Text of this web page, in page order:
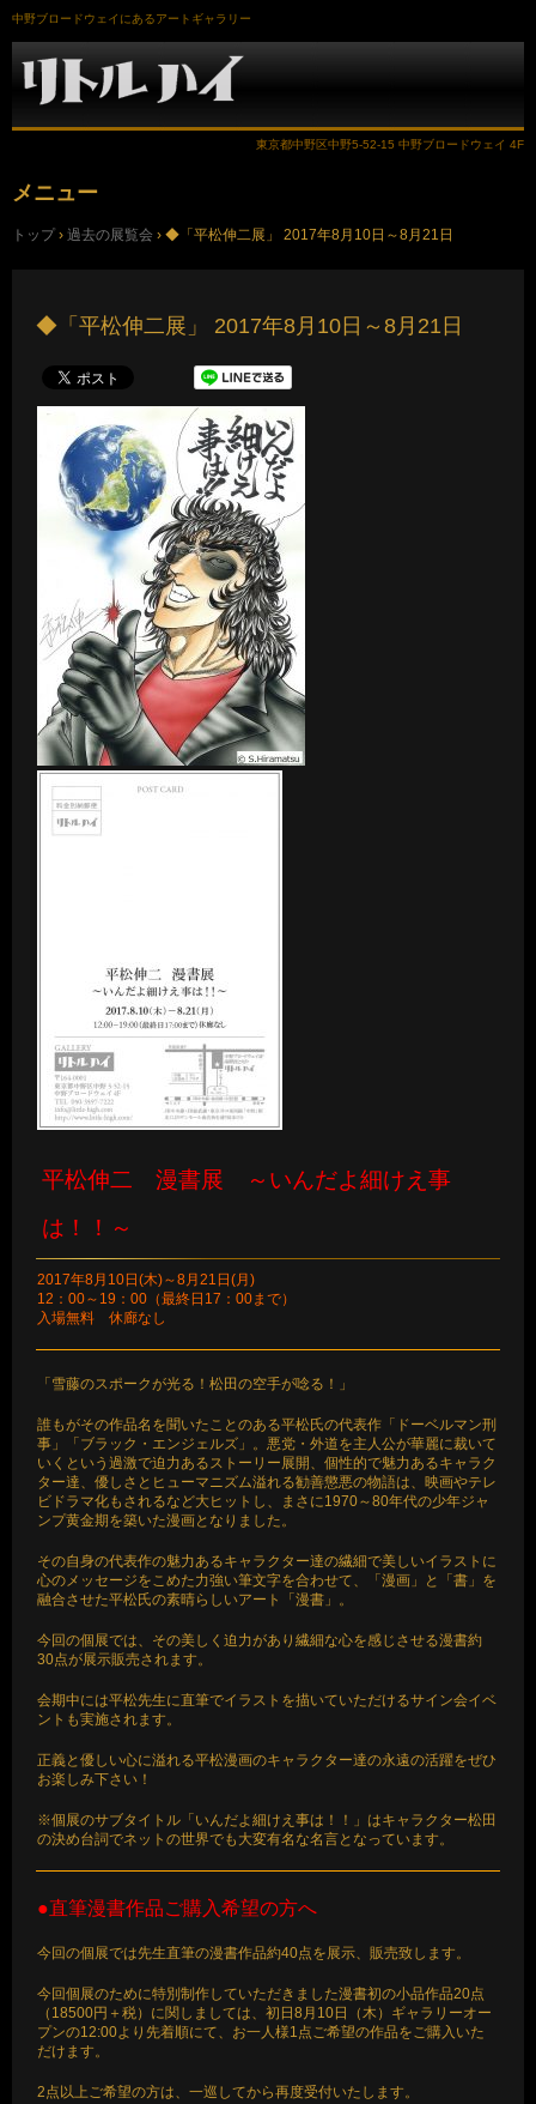
中野ブロードウェイにあるアートギャラリー
東京都中野区中野5-52-15 中野ブロードウェイ 4F
メニュー
ン
トップ › 過去の展覧会 › ◆「平松伸二展」 2017年8月10日～8月21日
◆「平松伸二展」 2017年8月10日～8月21日
平松伸二 漫書展 ～いんだよ細けえ事
は！！～
2017年8月10日(木)～8月21日(月)
12：00～19：00（最終日17：00まで）
入場無料 休廊なし
「雪藤のスポークが光る！松田の空手が唸る！」
誰もがその作品名を聞いたことのある平松氏の代表作「ドーベルマン刑
事」「ブラック・エンジェルズ」。悪党・外道を主人公が華麗に裁いて
いくという過激で迫力あるストーリー展開、個性的で魅力あるキャラク
ター達、優しさとヒューマニズム溢れる勧善懲悪の物語は、映画やテレ
ビドラマ化もされるなど大ヒットし、まさに1970～80年代の少年ジャ
ンプ黄金期を築いた漫画となりました。
その自身の代表作の魅力あるキャラクター達の繊細で美しいイラストに
心のメッセージをこめた力強い筆文字を合わせて、「漫画」と「書」を
融合させた平松氏の素晴らしいアート「漫書」。
今回の個展では、その美しく迫力があり繊細な心を感じさせる漫書約
30点が展示販売されます。
会期中には平松先生に直筆でイラストを描いていただけるサイン会イベ
ントも実施されます。
正義と優しい心に溢れる平松漫画のキャラクター達の永遠の活躍をぜひ
お楽しみ下さい！
※個展のサブタイトル「いんだよ細けえ事は！！」はキャラクター松田
の決め台詞でネットの世界でも大変有名な名言となっています。
●直筆漫書作品ご購入希望の方へ
今回の個展では先生直筆の漫書作品約40点を展示、販売致します。
今回個展のために特別制作していただきました漫書初の小品作品20点
（18500円＋税）に関しましては、初日8月10日（木）ギャラリーオー
プンの12:00より先着順にて、お一人様1点ご希望の作品をご購入いた
だけます。
2点以上ご希望の方は、一巡してから再度受付いたします。